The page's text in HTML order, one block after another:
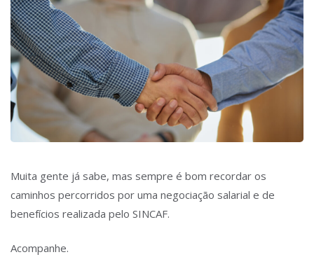
Muita gente já sabe, mas sempre é bom recordar os
caminhos percorridos por uma negociação salarial e de
benefícios realizada pelo SINCAF.
Acompanhe.